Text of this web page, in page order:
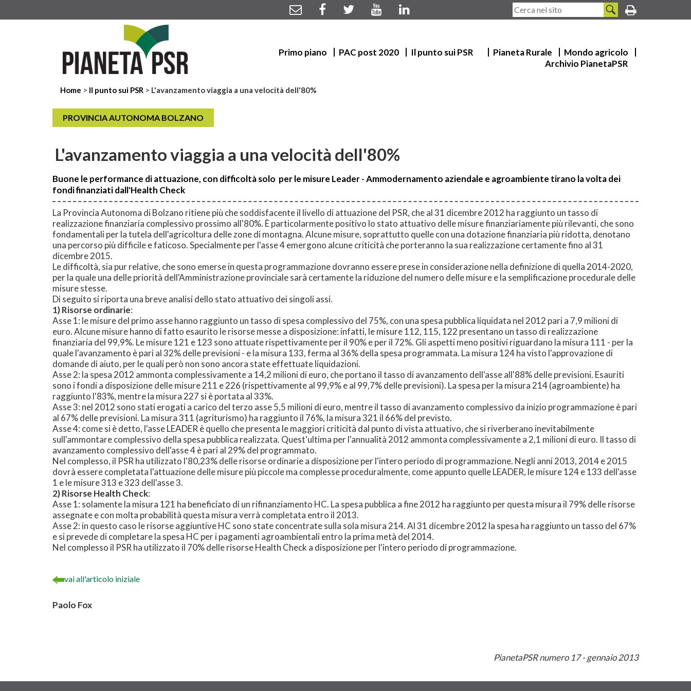
Primo piano PAC post 2020 Il punto sui PSR Pianeta Rurale
Mondo agricolo
Archivio PianetaPSR
Home > Il punto sui PSR > L'avanzamento viaggia a una velocità dell'80%
PROVINCIA AUTONOMA BOLZANO
L'avanzamento viaggia a una velocità dell'80%
Buone le performance di attuazione, con difficoltà solo per le misure Leader - Ammodernamento aziendale e agroambiente tirano la volta dei
fondi finanziati dall'Health Check
La Provincia Autonoma di Bolzano ritiene più che soddisfacente il livello di attuazione del PSR, che al 31 dicembre 2012 ha raggiunto un tasso di
realizzazione finanziaria complessivo prossimo all'80%. È particolarmente positivo lo stato attuativo delle misure finanziariamente più rilevanti, che sono
fondamentali per la tutela dell'agricoltura delle zone di montagna. Alcune misure, soprattutto quelle con una dotazione finanziaria più ridotta, denotano
una percorso più difficile e faticoso. Specialmente per l'asse 4 emergono alcune criticità che porteranno la sua realizzazione certamente fino al 31
dicembre 2015.
Le difficoltà, sia pur relative, che sono emerse in questa programmazione dovranno essere prese in considerazione nella definizione di quella 2014-2020,
per la quale una delle priorità dell'Amministrazione provinciale sarà certamente la riduzione del numero delle misure e la semplificazione procedurale delle
misure stesse.
Di seguito si riporta una breve analisi dello stato attuativo dei singoli assi.
1) Risorse ordinarie:
Asse 1: le misure del primo asse hanno raggiunto un tasso di spesa complessivo del 75%, con una spesa pubblica liquidata nel 2012 pari a 7,9 milioni di
euro. Alcune misure hanno di fatto esaurito le risorse messe a disposizione: infatti, le misure 112, 115, 122 presentano un tasso di realizzazione
finanziaria del 99,9%. Le misure 121 e 123 sono attuate rispettivamente per il 90% e per il 72%. Gli aspetti meno positivi riguardano la misura 111 - per la
quale l'avanzamento è pari al 32% delle previsioni - e la misura 133, ferma al 36% della spesa programmata. La misura 124 ha visto l'approvazione di
domande di aiuto, per le quali però non sono ancora state effettuate liquidazioni.
Asse 2: la spesa 2012 ammonta complessivamente a 14,2 milioni di euro, che portano il tasso di avanzamento dell'asse all'88% delle previsioni. Esauriti
sono i fondi a disposizione delle misure 211 e 226 (rispettivamente al 99,9% e al 99,7% delle previsioni). La spesa per la misura 214 (agroambiente) ha
raggiunto l'83%, mentre la misura 227 si è portata al 33%.
Asse 3: nel 2012 sono stati erogati a carico del terzo asse 5,5 milioni di euro, mentre il tasso di avanzamento complessivo da inizio programmazione è pari
al 67% delle previsioni. La misura 311 (agriturismo) ha raggiunto il 76%, la misura 321 il 66% del previsto.
Asse 4: come si è detto, l'asse LEADER è quello che presenta le maggiori criticità dal punto di vista attuativo, che si riverberano inevitabilmente
sull'ammontare complessivo della spesa pubblica realizzata. Quest'ultima per l'annualità 2012 ammonta complessivamente a 2,1 milioni di euro. Il tasso di
avanzamento complessivo dell'asse 4 è pari al 29% del programmato.
Nel complesso, il PSR ha utilizzato l'80,23% delle risorse ordinarie a disposizione per l'intero periodo di programmazione. Negli anni 2013, 2014 e 2015
dovrà essere completata l'attuazione delle misure più piccole ma complesse proceduralmente, come appunto quelle LEADER, le misure 124 e 133 dell'asse
1 e le misure 313 e 323 dell'asse 3.
2) Risorse Health Check:
Asse 1: solamente la misura 121 ha beneficiato di un rifinanziamento HC. La spesa pubblica a fine 2012 ha raggiunto per questa misura il 79% delle risorse
assegnate e con molta probabilità questa misura verrà completata entro il 2013.
Asse 2: in questo caso le risorse aggiuntive HC sono state concentrate sulla sola misura 214. Al 31 dicembre 2012 la spesa ha raggiunto un tasso del 67%
e si prevede di completare la spesa HC per i pagamenti agroambientali entro la prima metà del 2014.
Nel complesso il PSR ha utilizzato il 70% delle risorse Health Check a disposizione per l'intero periodo di programmazione.
vai all'articolo iniziale
Paolo Fox
PianetaPSR numero 17 - gennaio 2013